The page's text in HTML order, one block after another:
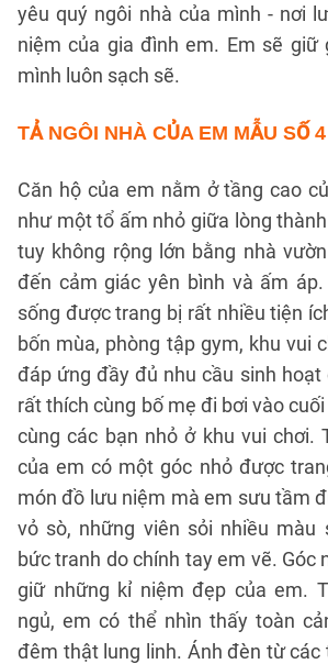
yêu quý ngôi nhà của mình - nơi
niệm của gia đình em. Em sẽ giữ
mình luôn sạch sẽ.
TẢ NGÔI NHÀ CỦA EM MẪU SỐ 4
Căn hộ của em nằm ở tầng cao
như một tổ ấm nhỏ giữa lòng
tuy không rộng lớn bằng nhà
đến cảm giác yên bình và ấm
sống được trang bị rất nhiều tiện
bốn mùa, phòng tập gym, khu vui
đáp ứng đầy đủ nhu cầu sinh hoạt
rất thích cùng bố mẹ đi bơi vào
cùng các bạn nhỏ ở khu vui chơi.
của em có một góc nhỏ được
món đồ lưu niệm mà em sưu tầm
vỏ sò, những viên sỏi nhiều màu
bức tranh do chính tay em vẽ. Góc
giữ những kỉ niệm đẹp của em.
ngủ, em có thể nhìn thấy toàn
đêm thật lung linh. Ánh đèn từ các